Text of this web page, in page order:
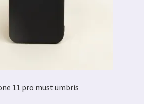
11 pro must ümbris